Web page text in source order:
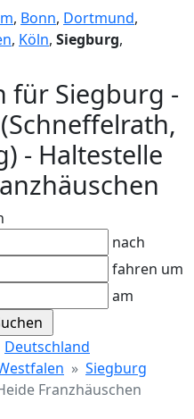
, Bonn, Dortmund,
, Köln, Siegburg,
für Siegburg -
- Haltestelle
nach
fahren um
am
Deutschland
Siegburg
Franzhäuschen